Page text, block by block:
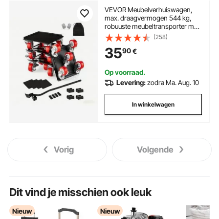
VEVOR Meubelverhuiswagen,
max. draagvermogen 544 kg,
robuuste meubeltransporter met
5x 360° draaibare wielen,
meubelrol, gereedschapsset
voor het tillen en verplaatsen van
meubels voor huishoudelijke
apparaten, bank, koelkast,
wasmachine
(258)
3590€
Op voorraad.
Levering:zodra Ma. Aug. 10
In winkelwagen
Vorig Volgende
Dit vind je misschien ook leuk
Nieuw Nieuw